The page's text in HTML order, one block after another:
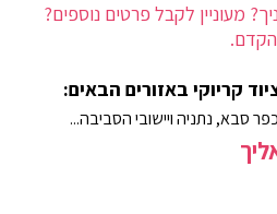
מעוניין לקבל פרטים נוספים?
קריוקי באזורים הבאים:
סבא, נתניה ויישובי הסביבה...